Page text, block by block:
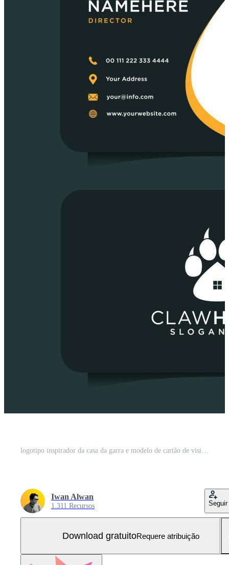
logotipo inspirador da casa da garra e modelo de cartão de visita. logotipo pode ser usado para ícone, marca, conceito e empresa animal Vetor Grátis e SVG Grátis
Iwan Alwan
1.311 Recursos Seguir
Download gratuitoRequere atribuição